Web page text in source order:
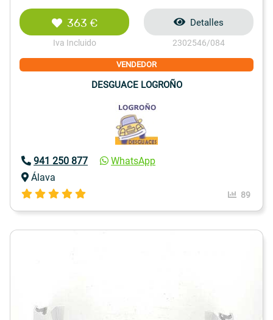
363 €
Iva Incluido
Detalles
2302546/084
VENDEDOR
DESGUACE LOGROÑO
941 250 877
WhatsApp
Álava
89